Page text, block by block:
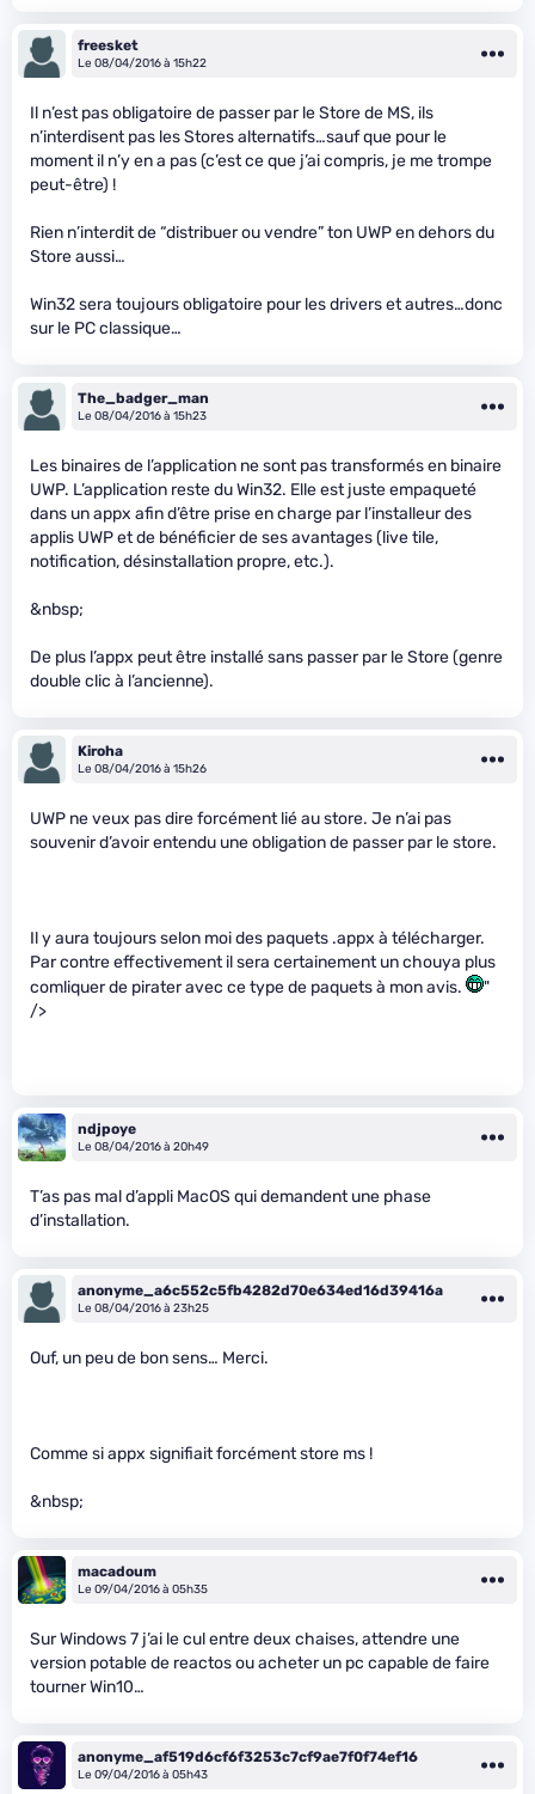
freesket
Le 08/04/2016 à 15h22
Il n’est pas obligatoire de passer par le Store de MS, ils
n’interdisent pas les Stores alternatifs…sauf que pour le
moment il n’y en a pas (c’est ce que j’ai compris, je me trompe
peut-être) !
Rien n’interdit de “distribuer ou vendre” ton UWP en dehors du
Store aussi…
Win32 sera toujours obligatoire pour les drivers et autres…donc
sur le PC classique…
The_badger_man
Le 08/04/2016 à 15h23
Les binaires de l’application ne sont pas transformés en binaire
UWP. L’application reste du Win32. Elle est juste empaqueté
dans un appx afin d’être prise en charge par l’installeur des
applis UWP et de bénéficier de ses avantages (live tile,
notification, désinstallation propre, etc.).
&nbsp;
De plus l’appx peut être installé sans passer par le Store (genre
double clic à l’ancienne).
Kiroha
Le 08/04/2016 à 15h26
UWP ne veux pas dire forcément lié au store. Je n’ai pas
souvenir d’avoir entendu une obligation de passer par le store.
Il y aura toujours selon moi des paquets .appx à télécharger.
Par contre effectivement il sera certainement un chouya plus
comliquer de pirater avec ce type de paquets à mon avis.
"
/>
ndjpoye
Le 08/04/2016 à 20h49
T’as pas mal d’appli MacOS qui demandent une phase
d’installation.
anonyme_a6c552c5fb4282d70e634ed16d39416a
Le 08/04/2016 à 23h25
Ouf, un peu de bon sens… Merci.
Comme si appx signifiait forcément store ms !
&nbsp;
macadoum
Le 09/04/2016 à 05h35
Sur Windows 7 j’ai le cul entre deux chaises, attendre une
version potable de reactos ou acheter un pc capable de faire
tourner Win10…
anonyme_af519d6cf6f3253c7cf9ae7f0f74ef16
Le 09/04/2016 à 05h43